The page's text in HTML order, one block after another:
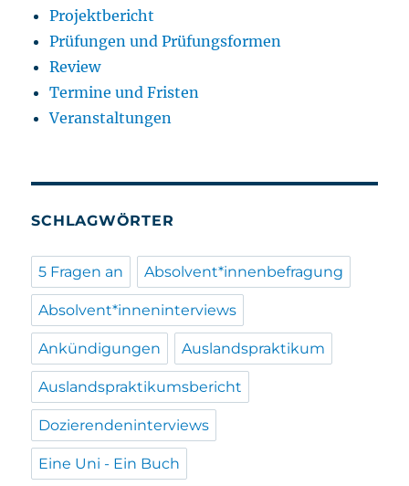
Projektbericht
Prüfungen und Prüfungsformen
Review
Termine und Fristen
Veranstaltungen
SCHLAGWÖRTER
5 Fragen an Absolvent*innenbefragung
Absolvent*inneninterviews
Ankündigungen Auslandspraktikum
Auslandspraktikumsbericht
Dozierendeninterviews
Eine Uni - Ein Buch